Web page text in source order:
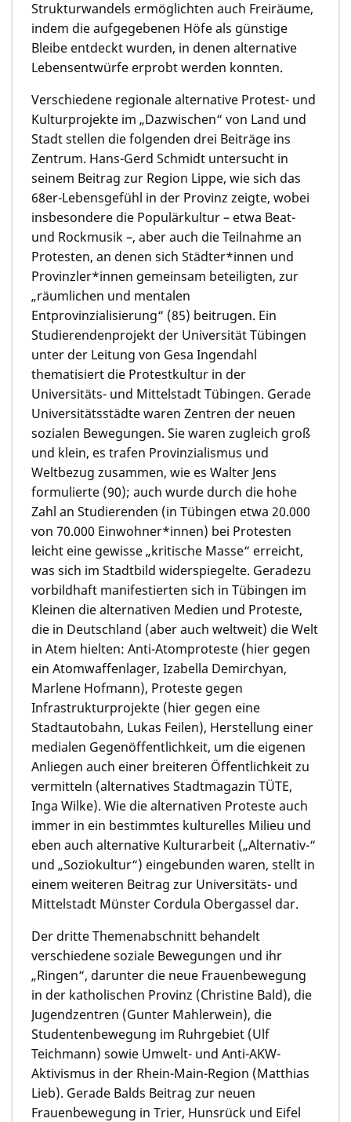
Strukturwandels ermöglichten auch Freiräume,
indem die aufgegebenen Höfe als günstige
Bleibe entdeckt wurden, in denen alternative
Lebensentwürfe erprobt werden konnten.
Verschiedene regionale alternative Protest- und
Kulturprojekte im „Dazwischen“ von Land und
Stadt stellen die folgenden drei Beiträge ins
Zentrum. Hans-Gerd Schmidt untersucht in
seinem Beitrag zur Region Lippe, wie sich das
68er-Lebensgefühl in der Provinz zeigte, wobei
insbesondere die Populärkultur – etwa Beat-
und Rockmusik –, aber auch die Teilnahme an
Protesten, an denen sich Städter*innen und
Provinzler*innen gemeinsam beteiligten, zur
„räumlichen und mentalen
Entprovinzialisierung“ (85) beitrugen. Ein
Studierendenprojekt der Universität Tübingen
unter der Leitung von Gesa Ingendahl
thematisiert die Protestkultur in der
Universitäts- und Mittelstadt Tübingen. Gerade
Universitätsstädte waren Zentren der neuen
sozialen Bewegungen. Sie waren zugleich groß
und klein, es trafen Provinzialismus und
Weltbezug zusammen, wie es Walter Jens
formulierte (90); auch wurde durch die hohe
Zahl an Studierenden (in Tübingen etwa 20.000
von 70.000 Einwohner*innen) bei Protesten
leicht eine gewisse „kritische Masse“ erreicht,
was sich im Stadtbild widerspiegelte. Geradezu
vorbildhaft manifestierten sich in Tübingen im
Kleinen die alternativen Medien und Proteste,
die in Deutschland (aber auch weltweit) die Welt
in Atem hielten: Anti-Atomproteste (hier gegen
ein Atomwaffenlager, Izabella Demirchyan,
Marlene Hofmann), Proteste gegen
Infrastrukturprojekte (hier gegen eine
Stadtautobahn, Lukas Feilen), Herstellung einer
medialen Gegenöffentlichkeit, um die eigenen
Anliegen auch einer breiteren Öffentlichkeit zu
vermitteln (alternatives Stadtmagazin TÜTE,
Inga Wilke). Wie die alternativen Proteste auch
immer in ein bestimmtes kulturelles Milieu und
eben auch alternative Kulturarbeit („Alternativ-“
und „Soziokultur“) eingebunden waren, stellt in
einem weiteren Beitrag zur Universitäts- und
Mittelstadt Münster Cordula Obergassel dar.
Der dritte Themenabschnitt behandelt
verschiedene soziale Bewegungen und ihr
„Ringen“, darunter die neue Frauenbewegung
in der katholischen Provinz (Christine Bald), die
Jugendzentren (Gunter Mahlerwein), die
Studentenbewegung im Ruhrgebiet (Ulf
Teichmann) sowie Umwelt- und Anti-AKW-
Aktivismus in der Rhein-Main-Region (Matthias
Lieb). Gerade Balds Beitrag zur neuen
Frauenbewegung in Trier, Hunsrück und Eifel